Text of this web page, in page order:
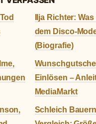
Ilja Richter:
dem Disco-
(Biografie)
Einlösen –
MediaMarkt
Schleich